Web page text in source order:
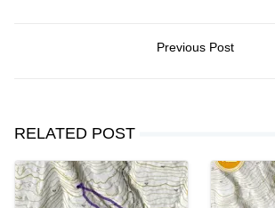
Previous Post
RELATED POST